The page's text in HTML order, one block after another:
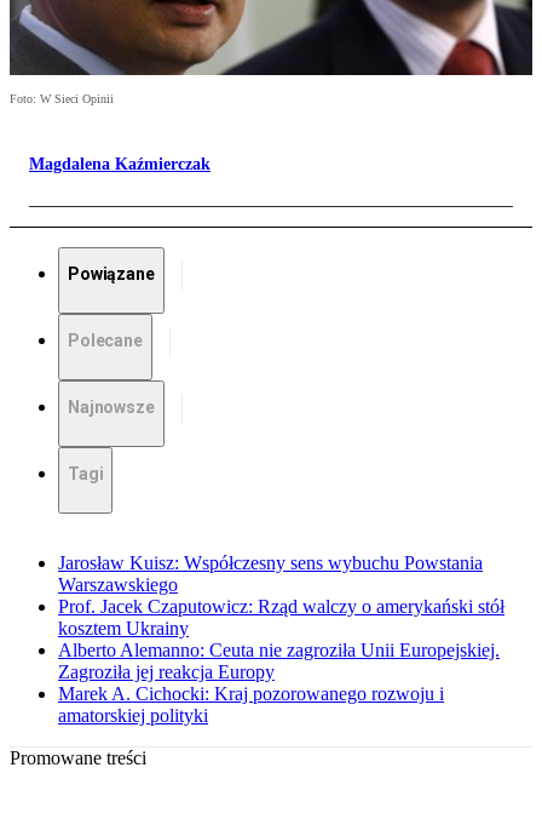
Foto: W Sieci Opinii
Magdalena Kaźmierczak
Powiązane
Polecane
Najnowsze
Tagi
Jarosław Kuisz: Współczesny sens wybuchu Powstania
Warszawskiego
Prof. Jacek Czaputowicz: Rząd walczy o amerykański stół
kosztem Ukrainy
Alberto Alemanno: Ceuta nie zagroziła Unii Europejskiej.
Zagroziła jej reakcja Europy
Marek A. Cichocki: Kraj pozorowanego rozwoju i
amatorskiej polityki
Promowane treści